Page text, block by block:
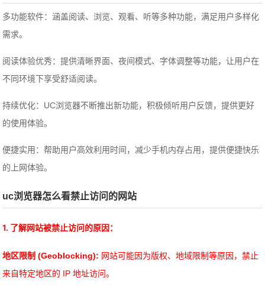
多功能软件：涵盖阅读、浏览、观看、听等多种功能，满足用户多样化
需求。
阅读体验优秀：提供清晰界面、夜间模式、字体调整等功能，让用户在
不同环境下享受舒适阅读。
持续优化：UC浏览器不断推出新功能，积极倾听用户反馈，提供更好
的使用体验。
便捷实用：帮助用户高效利用时间，减少手机内存占用，提供便捷快乐
的上网体验。
uc浏览器怎么看禁止访问的网站
1. 了解网站被禁止访问的原因：
地区限制 (Geoblocking): 网站可能因为版权、地域限制等原因，禁止
来自特定地区的 IP 地址访问。